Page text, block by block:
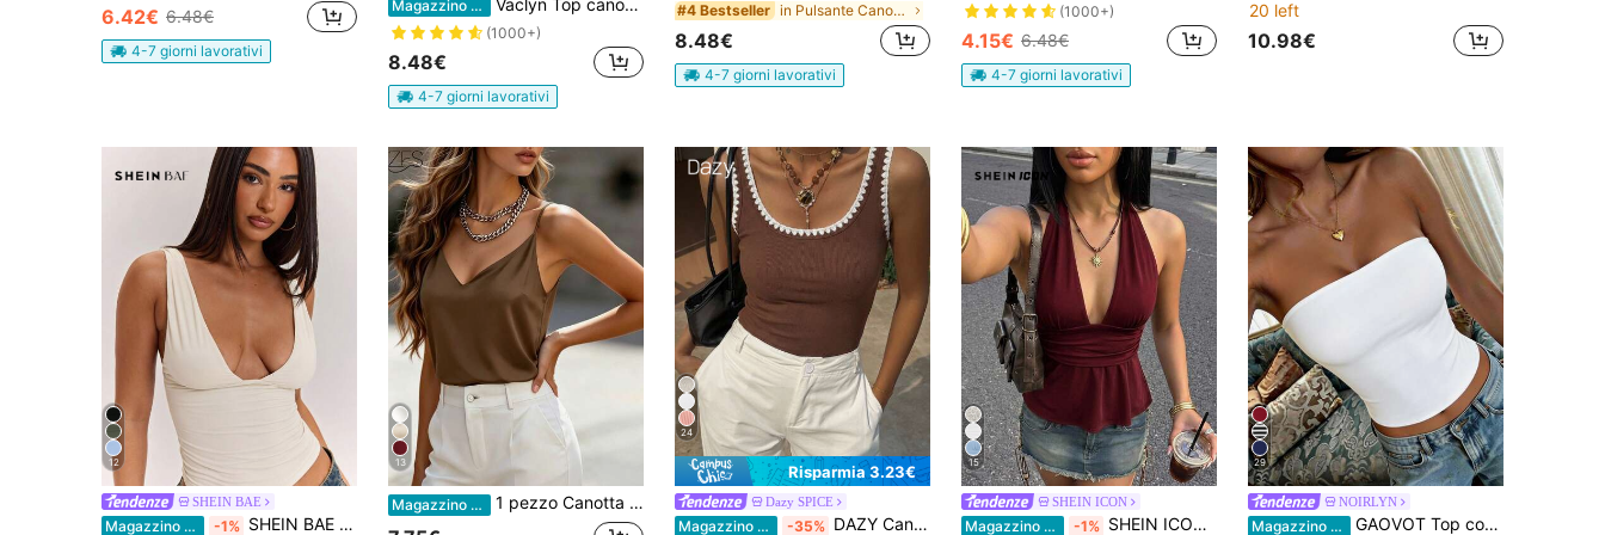
6.42€ 6.48€
4-7 giorni lavorativi
Magazzino EU
(1000+)
8.48€
4-7 giorni lavorativi
#4 Bestseller in Pulsante Canotte senza maniche fresche
8.48€
4-7 giorni lavorativi
(1000+)
4.15€ 6.48€
4-7 giorni lavorativi
20 left
10.98€
12
SHEIN BAE
Magazzino EU -1% SHEIN BAE Canotta aderente da donna con scollo a V di colore unito, stile versatile adatto a tutto, essenziale per il guardaroba, adatta per l'ufficio, da indossare in tutte le stagioni, top marrone, top casual
13
Magazzino EU 1 pezzo Canotta elegante e alla moda in raso tinta unita senza maniche e con schiena scoperta, adatta per l'estate, appuntamenti serali, ufficio, vacanze, uso casual quotidiano
24
Risparmia 3.23€
Dazy SPICE
Magazzino EU -35% DAZY Canotta da donna casual vestibilità aderente con bordo decorativo a contrasto marrone per vacanze estive
15
SHEIN ICON
Magazzino EU -1% SHEIN ICON Canotta nera senza schienale con scollo alla halter per Ognissanti, da donna
29
NOIRLYN
Magazzino EU GAOVOT Top corto sexy senza maniche da donna, canottiera stile Y2K con scollo quadrato, casual & versatile per l'estate, bianco, streetwear